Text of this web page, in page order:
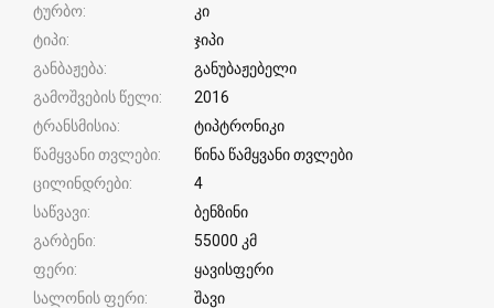
ტურბო
კი
ტიპი
ჯიპი
განბაჟება
განუბაჟებელი
გამოშვების წელი
2016
ტრანსმისია
ტიპტრონიკი
წამყვანი თვლები
წინა წამყვანი თვლები
ცილინდრები
4
საწვავი
ბენზინი
გარბენი
55000 კმ
ფერი
ყავისფერი
სალონის ფერი
შავი